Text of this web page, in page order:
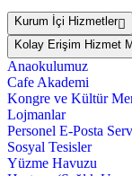
Kurum İçi Hizmetler
Kolay Erişim Hizmet
Anaokulumuz
Cafe Akademi
Kongre ve Kültür
Lojmanlar
Personel E-Posta
Sosyal Tesisler
Yüzme Havuzu